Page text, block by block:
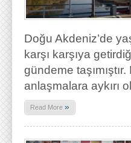
Doğu Akdeniz’de
karşı karşıya
gündeme
anlaşmalara aykırı
Read More »